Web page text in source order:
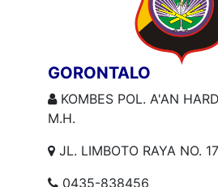
GORONTALO
KOMBES POL. A'AN
M.H.
JL. LIMBOTO RAYA NO.
0435-838456